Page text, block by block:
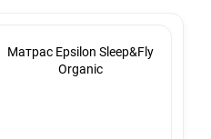
Матрас Epsilon Sleep&Fly
Organic